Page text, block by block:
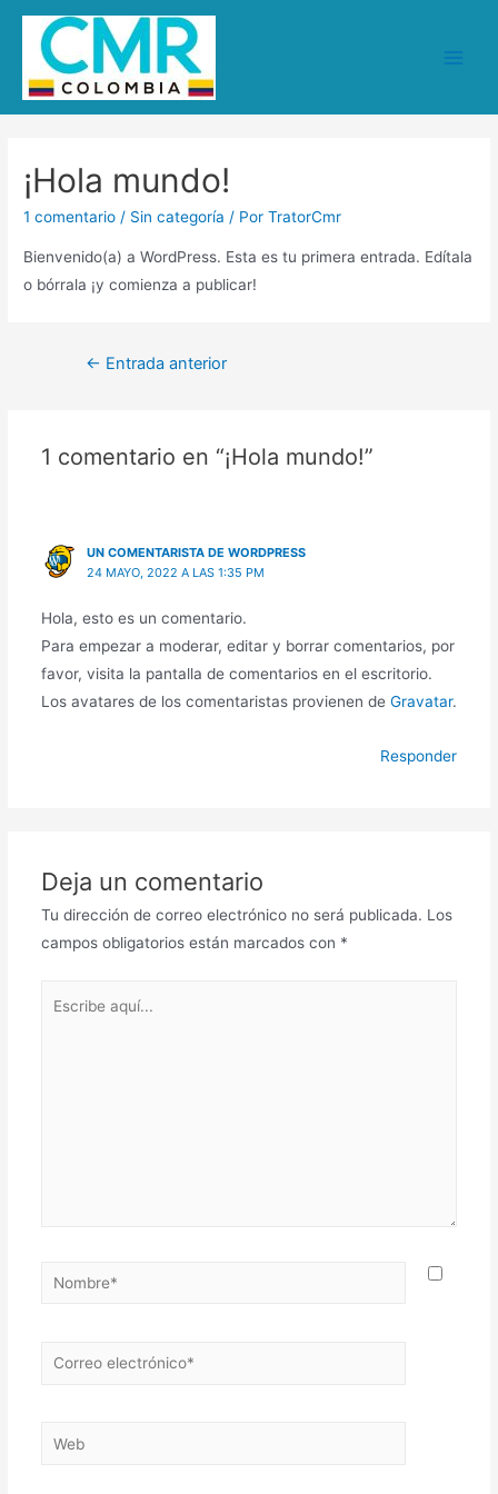
contenido
¡Hola mundo!
1 comentario / Sin categoría / PorTratorCmr
Bienvenido(a) a WordPress. Esta es tu primera entrada. Edítala
o bórrala ¡y comienza a publicar!
Navegación
← Entrada anterior
1 comentario en “¡Hola mundo!”
UN COMENTARISTA DE WORDPRESS
24 MAYO, 2022 A LAS 1:35 PM
Hola, esto es un comentario.
Para empezar a moderar, editar y borrar comentarios, por
favor, visita la pantalla de comentarios en el escritorio.
Los avatares de los comentaristas provienen de Gravatar.
Responder
Deja un comentario
Tu dirección de correo electrónico no será publicada. Los
campos obligatorios están marcados con *
Nombre*
Correo
Web